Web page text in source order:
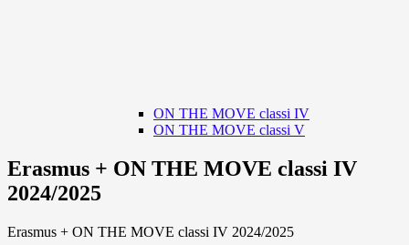
ON THE MOVE classi IV
ON THE MOVE classi V
Erasmus + ON THE MOVE classi IV
2024/2025
Erasmus + ON THE MOVE classi IV 2024/2025